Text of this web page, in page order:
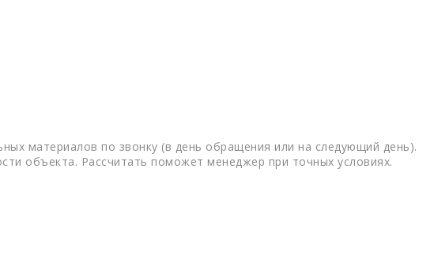
материалов по звонку (в день обращения или на следующий день).
объекта. Рассчитать поможет менеджер при точных условиях.